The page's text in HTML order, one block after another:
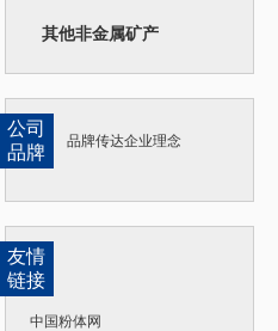
其他非金属矿产
公司
品牌
品牌传达企业理念
友情
链接
中国粉体网